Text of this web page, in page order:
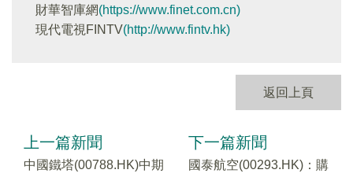
財華智庫網(https://www.finet.com.cn)
現代電視FINTV(http://www.fintv.hk)
返回上頁
上一篇新聞
中國鐵塔(00788.HK)中期
下一篇新聞
國泰航空(00293.HK)：購